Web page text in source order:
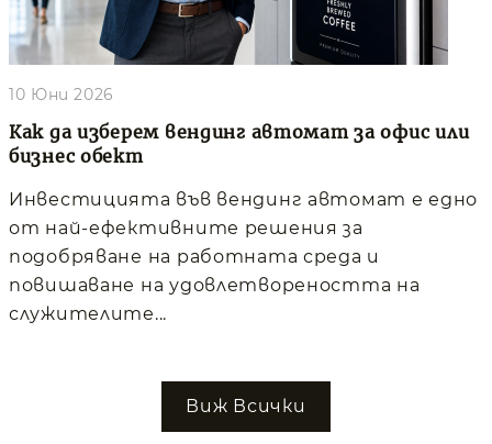
Как да изберем вендинг автомат за офис или
бизнес обект
10 Юни 2026
Инвестицията във вендинг автомат е едно
от най-ефективните решения за
подобряване на работната среда и
повишаване на удовлетвореността на
служителите...
Виж Всички